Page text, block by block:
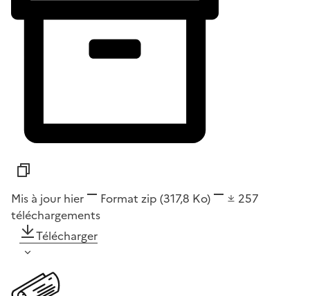
Mis à jour hier Format zip (317,8 Ko)
257
téléchargements
Télécharger